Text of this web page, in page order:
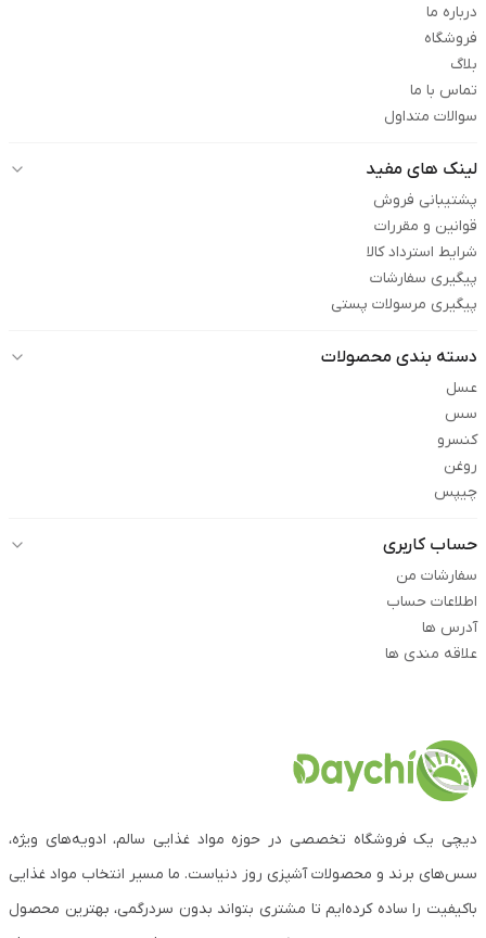
درباره ما
فروشگاه
بلاگ
تماس با ما
سوالات متداول
لینک های مفید
پشتیبانی فروش
قوانین و مقررات
شرایط استرداد کالا
پیگیری سفارشات
پیگیری مرسولات پستی
دسته بندی محصولات
عسل
سس
کنسرو
روغن
چیپس
حساب کاربری
سفارشات من
اطلاعات حساب
آدرس ها
علاقه مندی ها
دیچی یک فروشگاه تخصصی در حوزه مواد غذایی سالم، ادویه‌های ویژه،
سس‌های برند و محصولات آشپزی روز دنیاست. ما مسیر انتخاب مواد غذایی
باکیفیت را ساده کرده‌ایم تا مشتری بتواند بدون سردرگمی، بهترین محصول